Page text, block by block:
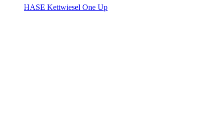
HASE Kettwiesel One Up